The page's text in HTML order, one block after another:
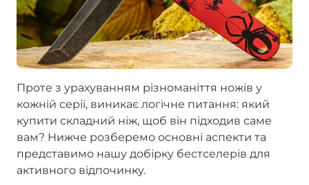
Проте з урахуванням різноманіття ножів у
кожній серії, виникає логічне питання: який
купити складний ніж, щоб він підходив саме
вам? Нижче розберемо основні аспекти та
представимо нашу добірку бестселерів для
активного відпочинку.